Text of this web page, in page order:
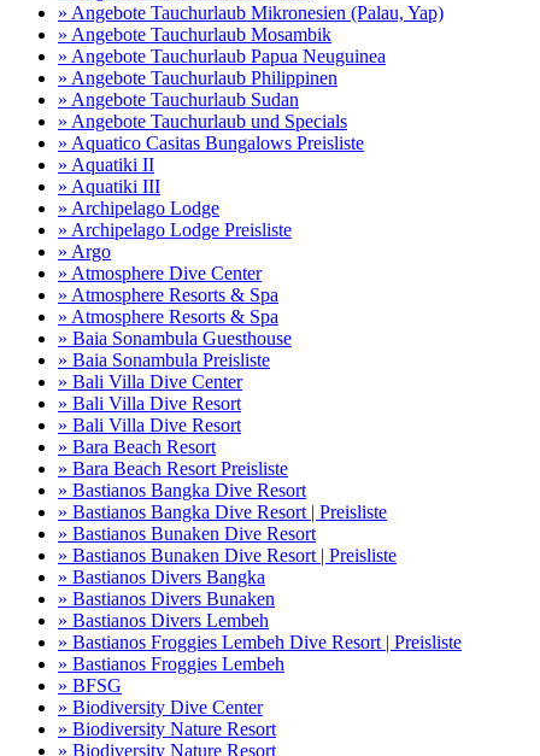
» Angebote Tauchurlaub Mikronesien (Palau, Yap)
» Angebote Tauchurlaub Mosambik
» Angebote Tauchurlaub Papua Neuguinea
» Angebote Tauchurlaub Philippinen
» Angebote Tauchurlaub Sudan
» Angebote Tauchurlaub und Specials
» Aquatico Casitas Bungalows Preisliste
» Aquatiki II
» Aquatiki III
» Archipelago Lodge
» Archipelago Lodge Preisliste
» Argo
» Atmosphere Dive Center
» Atmosphere Resorts & Spa
» Atmosphere Resorts & Spa
» Baia Sonambula Guesthouse
» Baia Sonambula Preisliste
» Bali Villa Dive Center
» Bali Villa Dive Resort
» Bali Villa Dive Resort
» Bara Beach Resort
» Bara Beach Resort Preisliste
» Bastianos Bangka Dive Resort
» Bastianos Bangka Dive Resort | Preisliste
» Bastianos Bunaken Dive Resort
» Bastianos Bunaken Dive Resort | Preisliste
» Bastianos Divers Bangka
» Bastianos Divers Bunaken
» Bastianos Divers Lembeh
» Bastianos Froggies Lembeh Dive Resort | Preisliste
» Bastianos Froggies Lembeh
» BFSG
» Biodiversity Dive Center
» Biodiversity Nature Resort
» Biodiversity Nature Resort